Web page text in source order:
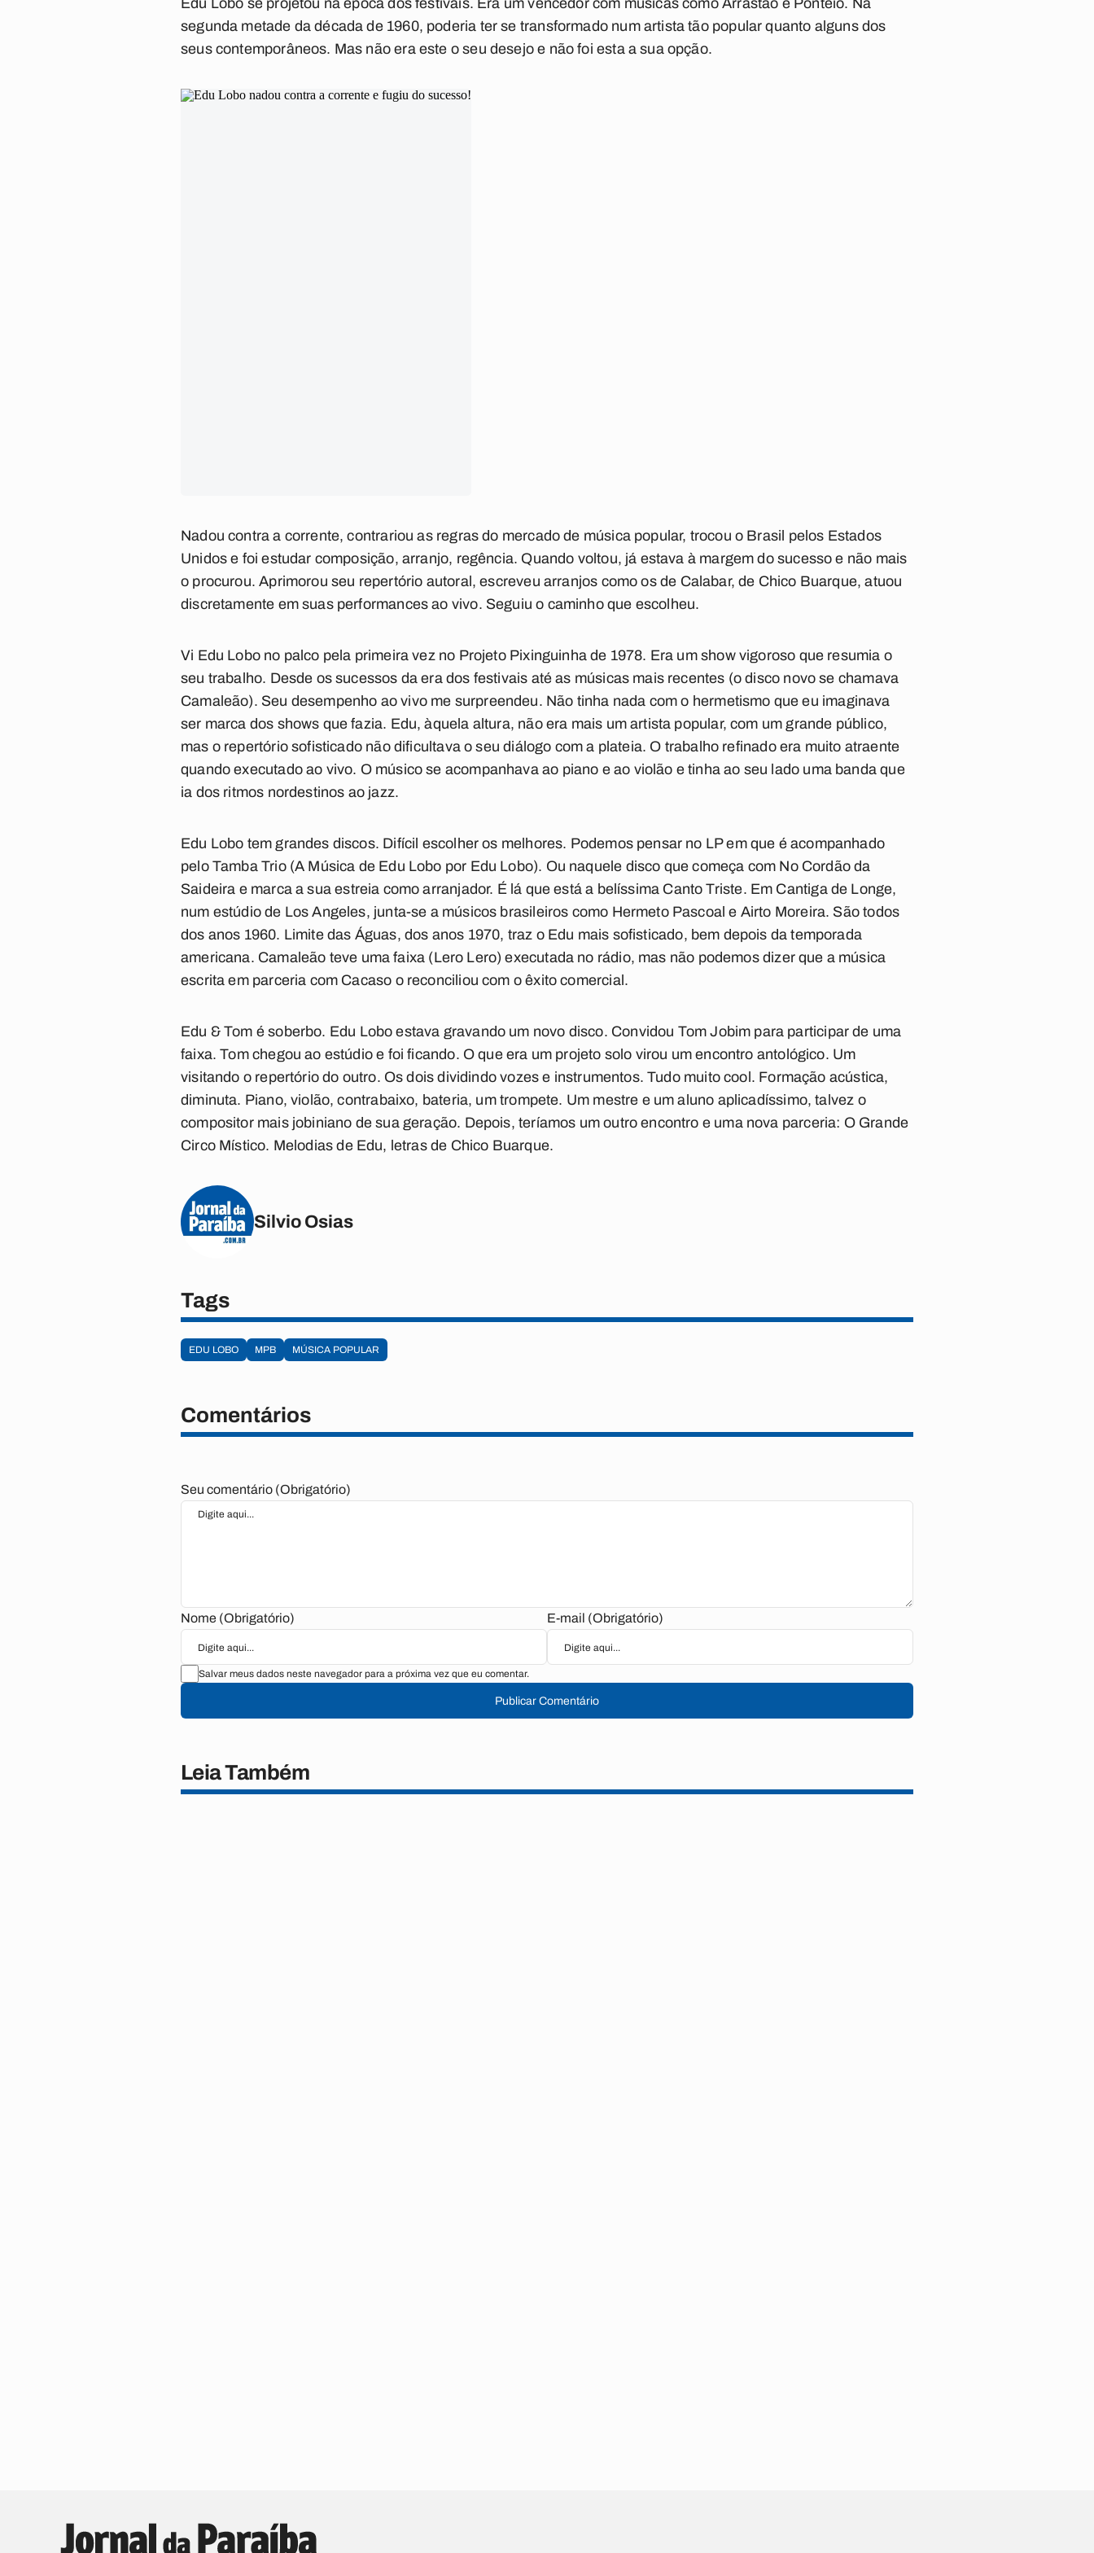
Edu Lobo se projetou na época dos festivais. Era um vencedor com músicas comoArrastão e Ponteio. Na
segunda metade da década de 1960, poderia ter se transformado num artista tão popular quanto alguns dos
seus contemporâneos. Mas não era este o seu desejo e não foi esta a sua opção.
Nadou contra a corrente, contrariou as regras do mercado de música popular, trocou o Brasil pelos Estados
Unidos e foi estudar composição, arranjo, regência. Quando voltou, já estava à margem do sucesso e não mais
o procurou. Aprimorou seu repertório autoral, escreveu arranjos como os de Calabar, de Chico Buarque, atuou
discretamente em suas performances ao vivo. Seguiu o caminho que escolheu.
Vi Edu Lobo no palco pela primeira vez no Projeto Pixinguinha de 1978. Era um show vigoroso que resumia o
seu trabalho. Desde os sucessos da era dos festivais até as músicas mais recentes (o disco novo se chamava
Camaleão). Seu desempenho ao vivo me surpreendeu. Não tinha nada com o hermetismo que eu imaginava
ser marca dos shows que fazia. Edu, àquela altura, não era mais um artista popular, com um grande público,
mas o repertório sofisticado não dificultava o seu diálogo com a plateia. O trabalho refinado era muito atraente
quando executado ao vivo. O músico se acompanhava ao piano e ao violão e tinha ao seu lado uma banda que
ia dos ritmos nordestinos ao jazz.
Edu Lobo tem grandes discos. Difícil escolher os melhores. Podemos pensar no LP em que é acompanhado
pelo Tamba Trio (A Música de Edu Lobo por Edu Lobo). Ou naquele disco que começa com No Cordão da
Saideira e marca a sua estreia como arranjador. É lá que está a belíssima Canto Triste. Em Cantiga de Longe,
num estúdio de Los Angeles, junta-se a músicos brasileiros como Hermeto Pascoal e Airto Moreira. São todos
dos anos 1960. Limite das Águas, dos anos 1970, traz o Edu mais sofisticado, bem depois da temporada
americana. Camaleão teve uma faixa (Lero Lero) executada no rádio, mas não podemos dizer que a música
escrita em parceria com Cacaso o reconciliou com o êxito comercial.
Edu & Tom é soberbo. Edu Lobo estava gravando um novo disco. Convidou Tom Jobim para participar de uma
faixa. Tom chegou ao estúdio e foi ficando. O que era um projeto solo virou um encontro antológico. Um
visitando o repertório do outro. Os dois dividindo vozes e instrumentos. Tudo muito cool. Formação acústica,
diminuta. Piano, violão, contrabaixo, bateria, um trompete. Um mestre e um aluno aplicadíssimo, talvez o
compositor mais jobiniano de sua geração. Depois, teríamos um outro encontro e uma nova parceria: O Grande
Circo Místico. Melodias de Edu, letras de Chico Buarque.
Silvio Osias
Tags
EDU LOBO MPB MÚSICA POPULAR
Comentários
Seu comentário (Obrigatório)
Nome (Obrigatório) E-mail (Obrigatório)
Salvar meus dados neste navegador para a próxima vez que eu comentar.
Publicar Comentário
Leia Também